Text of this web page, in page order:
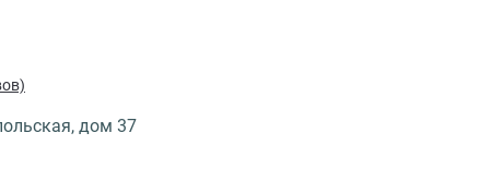
дом 37